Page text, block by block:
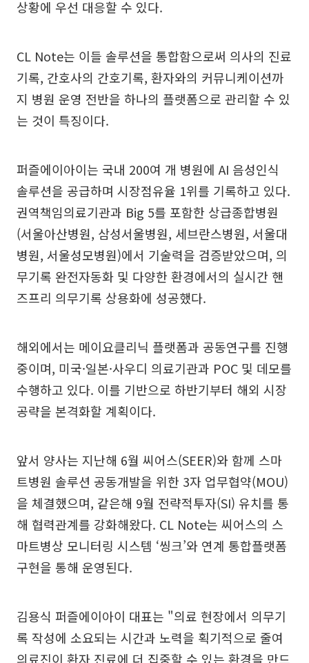
상황에 우선 대응할 수 있다.
CL Note는 이들 솔루션을 통합함으로써 의사의 진료
기록, 간호사의 간호기록, 환자와의 커뮤니케이션까
지 병원 운영 전반을 하나의 플랫폼으로 관리할 수 있
는 것이 특징이다.
퍼즐에이아이는 국내 200여 개 병원에 AI 음성인식
솔루션을 공급하며 시장점유율 1위를 기록하고 있다.
권역책임의료기관과 Big 5를 포함한 상급종합병원
(서울아산병원, 삼성서울병원, 세브란스병원, 서울대
병원, 서울성모병원)에서 기술력을 검증받았으며, 의
무기록 완전자동화 및 다양한 환경에서의 실시간 핸
즈프리 의무기록 상용화에 성공했다.
해외에서는 메이요클리닉 플랫폼과 공동연구를 진행
중이며, 미국·일본·사우디 의료기관과 POC 및 데모를
수행하고 있다. 이를 기반으로 하반기부터 해외 시장
공략을 본격화할 계획이다.
앞서 양사는 지난해 6월 씨어스(SEER)와 함께 스마
트병원 솔루션 공동개발을 위한 3자 업무협약(MOU)
을 체결했으며, 같은해 9월 전략적투자(SI) 유치를 통
해 협력관계를 강화해왔다. CL Note는 씨어스의 스
마트병상 모니터링 시스템 ‘씽크’와 연계 통합플랫폼
구현을 통해 운영된다.
김용식 퍼즐에이아이 대표는 "의료 현장에서 의무기
록 작성에 소요되는 시간과 노력을 획기적으로 줄여
의료진이 환자 진료에 더 집중할 수 있는 환경을 만드